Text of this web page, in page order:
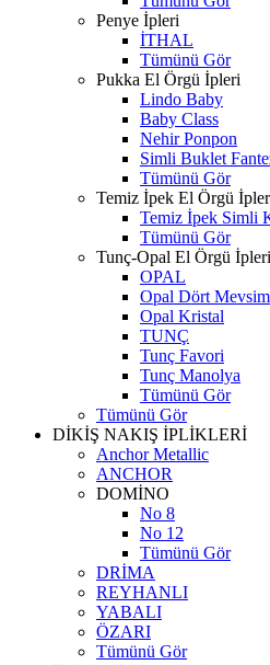
Penye İpleri
İTHAL
Tümünü Gör
Pukka El Örgü İpleri
Lindo Baby
Baby Class
Nehir Ponpon
Simli Buklet
Tümünü Gör
Temiz İpek El Örgü
Temiz İpek Simli
Tümünü Gör
Tunç-Opal El Örgü İpleri
OPAL
Opal Dört Mevsim
Opal Kristal
TUNÇ
Tunç Favori
Tunç Manolya
Tümünü Gör
Tümünü Gör
DİKİŞ NAKIŞ İPLİKLERİ
Anchor Metallic
ANCHOR
DOMİNO
No 8
No 12
Tümünü Gör
DRİMA
REYHANLI
YABALI
ÖZARI
Tümünü Gör